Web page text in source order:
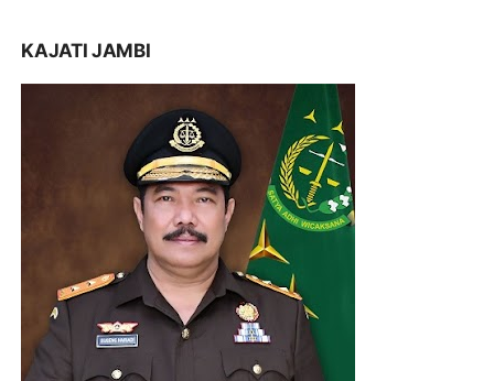
KAJATI JAMBI